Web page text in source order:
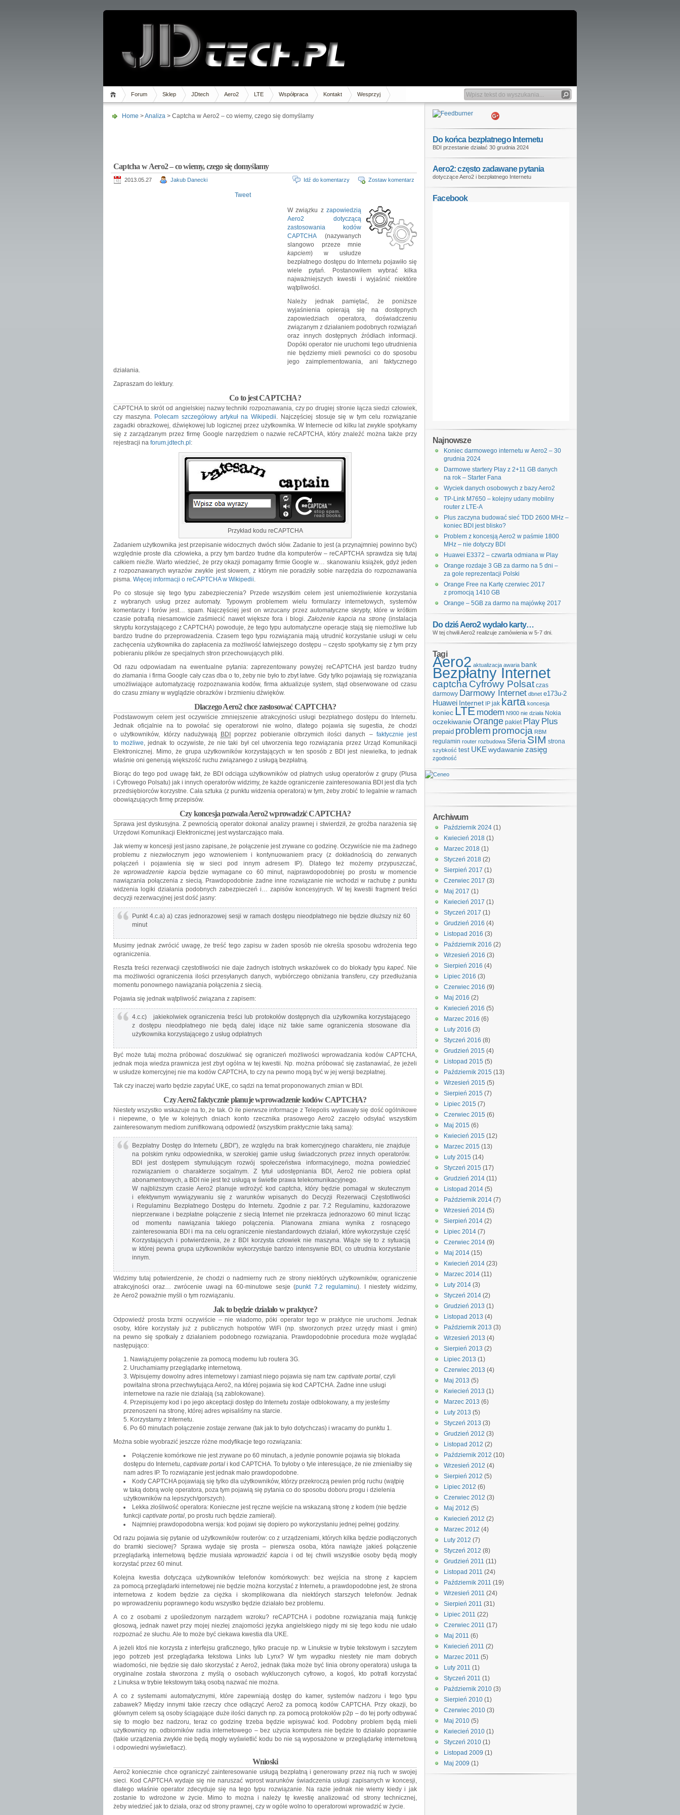
Forum Sklep JDtech Aero2 LTE Współpraca Kontakt Wesprzyj
Home >Analiza > Captcha w Aero2 – co wiemy, czego się domyślamy
Captcha w Aero2 – co wiemy, czego się domyślamy
2013.05.27 Jakub Danecki Zostaw komentarz
Idź do komentarzy
Tweet
W związku z zapowiedzią
Aero2 dotyczącą
zastosowania kodów
CAPTCHA (nazywanych
slangowo przeze mnie
kapciem) w usłudze
bezpłatnego dostępu do Internetu pojawiło się
wiele pytań. Postanowiłem wybrać kilka
najważniejszych kwestii i wyjaśnić niektóre
wątpliwości.
Należy jednak pamiętać, że poniższe
wyjaśnienia opierają się na dostępnych
zapowiedziach operatora, doświadczeniu
związanym z działaniem podobnych rozwiązań
oraz innych dostępnych źródłach informacji.
Dopóki operator nie uruchomi tego utrudnienia
nie będziemy mieli pewności co do sposobu
jego zaimplementowania, ani faktycznego
działania.
Zapraszam do lektury.
Co to jest CAPTCHA?
CAPTCHA to skrót od angielskiej nazwy techniki rozpoznawania, czy po drugiej stronie łącza siedzi człowiek,
czy maszyna. Polecam szczegółowy artykuł na Wikipedii. Najczęściej stosuje się w tym celu rozwiązanie
zagadki obrazkowej, dźwiękowej lub logicznej przez użytkownika. W Internecie od kilku lat zwykle spotykamy
się z zarządzanym przez firmę Google narzędziem o nazwie reCAPTCHA, który znaleźć można także przy
rejestracji na forum.jdtech.pl :
Przykład kodu reCAPTCHA
Zadaniem użytkownika jest przepisanie widocznych dwóch słów. Zadanie to jest (a przynajmniej powinno być)
względnie proste dla człowieka, a przy tym bardzo trudne dla komputerów – reCAPTCHA sprawdza się tutaj
całkiem nieźle. Warto wiedzieć, że przy okazji pomagamy firmie Google w… skanowaniu książek, gdyż jeden
z rozpoznawanych wyrazów zwykle jest słowem, z którym nie poradziły sobie narzędzia do rozpoznawania
pisma. Więcej informacji o reCAPTCHA w Wikipedii.
Po co stosuje się tego typu zabezpieczenia? Przede wszystkim celem jest uniemożliwienie korzystania
z wybranych usług przez automaty. Typowym problemem wielu formularzy internetowych, systemów
komentarzy i forów jest… spam. Najczęściej jest on wrzucany przez automatyczne skrypty, które w krótkim
czasie potrafią niesamowicie zaśmiecić nawet większe fora i blogi.Założenie kapcia na stronę(instalacja
skryptu korzystającego z CAPTCHA) powoduje, że tego typu automatyczne operacje stają się niemożliwe lub
bardzo trudne do przeprowadzenia. Czasem tego typu rozwiązania mają utrudnić korzystanie usługi w celu
zachęcenia użytkownika do zapłacenia za możliwość łatwiejszego dostępu – często spotykamy się z tym przy
pobieraniu plików ze specjalnych stron przechowujących pliki.
Od razu odpowiadam na ewentualne pytania: zaprezentowany powyżej reCAPTCHA jest bardzo trudny
do złamania i firma Google cały czas dba o to, żeby nie było to zbyt łatwe. Gdy tylko pojawiają się rozwiązania
umożliwiające automatyzację rozpoznawania kodów, firma aktualizuje system, stąd obserwowane od czasu
do czasu zmiany w wyglądzie obrazków i brzmieniu dźwięków.
Dlaczego Aero2 chce zastosować CAPTCHA?
Podstawowym celem jest oczywiście zmniejszenie atrakcyjności usługi bezpłatnego dostępu do Internetu.
Jednak oficjalnie na to powołać się operatorowi nie wolno, dlatego pojawia się sugestia, że chodzi
o użytkowników, którzy nadużywają
BDI poprzez pobieranie olbrzymich ilości danych – faktycznie jest
to możliwe, jednak to oczywiste, że nie taki był cel utworzenia tego rozwiązania przez Urząd Komunikacji
Elektronicznej. Mimo, że grupa użytkowników korzystających w ten sposób z BDI jest niewielka, to jednak
właśnie oni generują większość ruchu związanego z usługą bezpłatną.
Biorąc do tego pod uwagę fakt, że BDI odciąga użytkowników od płatnych usług operatorów z grupy (Plusa
i Cyfrowego Polsatu) jak i innych operatorów widzimy, że każde ograniczenie zainteresowania BDI jest dla tych
przedsiębiorców korzystne. Cała sztuka (z punktu widzenia operatora) w tym, żeby zrobić to legalnie w ramach
obowiązujących firmę przepisów.
Czy koncesja pozwala Aero2 wprowadzić CAPTCHA?
Sprawa jest dyskusyjna. Z pewnością operator dokonał analizy prawnej i stwierdził, że groźba narażenia się
Urzędowi Komunikacji Elektronicznej jest wystarczająco mała.
Jak wiemy w koncesji jest jasno zapisane, że połączenie jest zrywane co godzinę. Oczywiście nie ma żadnego
problemu z niezwłocznym jego wznowieniem i kontynuowaniem pracy (z dokładnością do zerwanych
połączeń i pojawienia się w sieci pod innym adresem IP). Dlatego też możemy przypuszczać,
żewprowadzenie kapciabędzie wymagane co 60 minut, najprawdopodobniej po prostu w momencie
nawiązania połączenia z siecią. Prawdopodobnie żadne inne rozwiązanie nie wchodzi w rachubę z punktu
widzenia logiki działania podobnych zabezpieczeń i… zapisów koncesyjnych. W tej kwestii fragment treści
decyzji rezerwacyjnej jest dość jasny:
Punkt 4.c.a) a) czas jednorazowej sesji w ramach dostępu nieodpłatnego nie będzie dłuższy niż 60
minut
Musimy jednak zwrócić uwagę, że treść tego zapisu w żaden sposób nie określa sposobu wdrożenia tego
ograniczenia.
Reszta treści rezerwacji częstotliwości nie daje żadnych istotnych wskazówek co do blokady typu kapeć. Nie
ma możliwości ograniczenia ilości przesyłanych danych, wybiórczego obniżania transferu, czy przedłużania
momentu ponownego nawiązania połączenia z siecią.
Pojawia się jednak wątpliwość związana z zapisem:
4.c.c) jakiekolwiek ograniczenia treści lub protokołów dostępnych dla użytkownika korzystającego
z dostępu nieodpłatnego nie będą dalej idące niż takie same ograniczenia stosowane dla
użytkownika korzystającego z usług odpłatnych
Być może tutaj można próbować doszukiwać się ograniczeń możliwości wprowadzania kodów CAPTCHA,
jednak moja wiedza prawnicza jest zbyt ogólna w tej kwestii. Np. można próbować się zastanawiać, że jeżeli
w usłudze komercyjnej nie ma kodów CAPTCHA, to czy na pewno mogą być w jej wersji bezpłatnej.
Tak czy inaczej warto będzie zapytać UKE, co sądzi na temat proponowanych zmian w BDI.
Czy Aero2 faktycznie planuje wprowadzenie kodów CAPTCHA?
Niestety wszystko wskazuje na to, że tak. O ile pierwsze informacje z Telepolis wydawały się dość ogólnikowe
i niepewne, o tyle w kolejnych dniach konto rzecznika prasowego Aero2 zaczęło odsyłać wszystkim
zainteresowanym mediom zunifikowaną odpowiedź (wszystkim praktycznie taką samą):
Bezpłatny Dostęp do Internetu („BDI”), ze względu na brak komercyjnego charakteru, nie znajduje
na polskim rynku odpowiednika, w szerokiej gamie usług świadczonych przez innych operatorów.
BDI jest dostępem stymulującym rozwój społeczeństwa informacyjnego, można powiedzieć
rozwiązaniem o charakterze socjalnym. Z tytuł udostępniania BDI, Aero2 nie pobiera opłat
abonamentowych, a BDI nie jest też usługą w świetle prawa telekomunikacyjnego.
W najbliższym czasie Aero2 planuje wdrożyć kod captcha, który będzie pomagał w skutecznym
i efektywnym wywiązywaniu się z warunków wpisanych do Decyzji Rezerwacji Częstotliwości
i Regulaminu Bezpłatnego Dostępu do Internetu. Zgodnie z par. 7.2 Regulaminu, każdorazowe
nieprzerwane i bezpłatne połączenie z siecią Internet nie przekracza jednorazowo 60 minut licząc
od momentu nawiązania takiego połączenia. Planowana zmiana wynika z rosnącego
zainteresowania BDI i ma na celu ograniczenie niestandardowych działań, które wykorzystuje część
Korzystających i potwierdzenia, że z BDI korzysta człowiek nie maszyna. Wiąże się to z sytuacją
w której pewna grupa użytkowników wykorzystuje bardzo intensywnie BDI, co utrudnia korzystanie
innym.
Widzimy tutaj potwierdzenie, że chodzi o nadmierny ruch ze strony niektórych użytkowników, ograniczenie
atrakcyjności oraz… zwrócenie uwagi na 60-minutowe sesje (punkt 7.2 regulaminu). I niestety widzimy,
że Aero2 poważnie myśli o tym rozwiązaniu.
Jak to będzie działało w praktyce?
Odpowiedź prosta brzmi oczywiście – nie wiadomo, póki operator tego w praktyce nie uruchomi. Jednak
osoby, które korzystały już z publicznych hotspotów WiFi (np. stworzonych przez urzędy miast i gmin)
na pewno się spotkały z działaniem podobnego rozwiązania. Prawdopodobnie procedura może wyglądać
następująco:
Nawiązujemy połączenie za pomocą modemu lub routera 3G.
Uruchamiamy przeglądarkę internetową.
Wpisujemy dowolny adres internetowy i zamiast niego pojawia się nam tzw. captivate portal, czyli
powitalna strona przechwytująca Aero2, na której pojawia się kod CAPTCHA. Żadne inne usługi
internetowe na razie nie działają (są zablokowane).
Przepisujemy kod i po jego akceptacji dostęp do Internetu zostaje odblokowany, a my jesteśmy
przenoszeni na stronę, której adres wpisaliśmy na starcie.
Korzystamy z Internetu.
Po 60 minutach połączenie zostaje zerwane (tak jak to było dotychczas) i wracamy do punktu 1.
Można sobie wyobrazić jeszcze różne modyfikacje tego rozwiązania:
Połączenie komórkowe nie jest zrywane po 60 minutach, a jedynie ponownie pojawia się blokada
dostępu do Internetu, captivate portal i kod CAPTCHA. To byłoby o tyle interesujące, że nie zmieniałby się
nam adres IP. To rozwiązanie jest jednak mało prawdopodobne.
Kody CAPTCHA pojawiają się tylko dla użytkowników, którzy przekroczą pewien próg ruchu (wątpię
w taką dobrą wolę operatora, poza tym pojawią się pytania co do sposobu doboru progu i dzielenia
użytkowników na lepszych/gorszych).
Lekka złośliwość operatora: Konieczne jest ręczne wejście na wskazaną stronę z kodem (nie będzie
funkcji captivate portal, po prostu ruch będzie zamierał).
Najmniej prawdopodobna wersja: kod pojawi się dopiero po wykorzystaniu jednej pełnej godziny.
Od razu pojawia się pytanie od użytkowników routerów: co z urządzeniami, których kilka będzie podłączonych
do bramki sieciowej? Sprawa wydaje się prosta – pierwsza osoba, która nawiąże jakieś połączenie
przeglądarką internetową będzie musiaławprowadzić kapcia i od tej chwili wszystkie osoby będą mogły
korzystać przez 60 minut.
Kolejna kwestia dotycząca użytkowników telefonów komórkowych: bez wejścia na stronę z kapciem
za pomocą przeglądarki internetowej nie będzie można korzystać z Internetu, a prawdopodobne jest, że strona
internetowa z kodem będzie za ciężka i skomplikowana dla niektórych starszych telefonów. Jednak
po wprowadzeniu poprawnego kodu wszystko będzie działało bez problemu.
A co z osobami z upośledzonym narządem wzroku? reCAPTCHA i podobne rozwiązania mają funkcję
głosową, jednak nawet przy mojej niezłej znajomości języka angielskiego nigdy mi się tego kodu nie udało
rozpoznać ze słuchu. Ale to może być ciekawa kwestia dla UKE.
A jeżeli ktoś nie korzysta z interfejsu graficznego, tylko pracuje np. w Linuksie w trybie tekstowym i szczytem
jego potrzeb jest przeglądarka tekstowa Links lub Lynx? W tym wypadku niestety nie mam dobrych
wiadomości, nie będzie się dało skorzystać z Aero2, jednak (taka może być linia obrony operatora) usługa ta
oryginalne została stworzona z myślą o osobach wykluczonych cyfrowo, a kogoś, kto potrafi korzystać
z Linuksa w trybie tekstowym taką osobą nazwać nie można.
A co z systemami automatycznymi, które zapewniają dostęp do kamer, systemów nadzoru i tego typu
zabawek? Między innymi takie rzeczy chce odłączyć Aero2 za pomocą kodów CAPTCHA. Przy okazji, bo
głównym celem są osoby ściągające duże ilości danych np. za pomocą protokołów p2p – do tej porty odbywać
się to mogło bez nadzoru, teraz co godzinę trzeba będzie wpisywać kod. Podobny problem będą mieli
użytkownicy np. odbiorników radia internetowego – bez użycia komputera nie będzie to działało poprawnie
(takie urządzenia zwykle nie będą mogły wyświetlić kodu bo nie są wyposażone w przeglądarkę internetową
i odpowiedni wyświetlacz).
Wnioski
Aero2 koniecznie chce ograniczyć zainteresowanie usługą bezpłatną i generowany przez nią ruch w swojej
sieci. Kod CAPTCHA wydaje się nie naruszać wprost warunków świadczenia usługi zapisanych w koncesji,
dlatego właśnie operator zdecyduje się na tego typu rozwiązanie. Na razie jednak nie wiemy kiedy i jak
zostanie to wdrożone w życie. Mimo to można i należy tę kwestię analizować od strony technicznej,
żeby wiedzieć jak to działa, oraz od strony prawnej, czy w ogóle wolno to operatorowi wprowadzić w życie.
Do końca bezpłatnego Internetu
BDI przestanie działać 30 grudnia 2024
Aero2: często zadawane pytania
dotyczące Aero2 i bezpłatnego Internetu
Facebook
Najnowsze
Koniec darmowego internetu w Aero2 – 30
grudnia 2024
Darmowe startery Play z 2+11 GB danych
na rok – Starter Fana
Wyciek danych osobowych z bazy Aero2
TP-Link M7650 – kolejny udany mobilny
router z LTE-A
Plus zaczyna budować sieć TDD 2600 MHz –
koniec BDI jest blisko?
Problem z koncesją Aero2 w paśmie 1800
MHz – nie dotyczy BDI
Huawei E3372 – czwarta odmiana w Play
Orange rozdaje 3 GB za darmo na 5 dni –
za gole reprezentacji Polski
Orange Free na Kartę czerwiec 2017
z promocją 1410 GB
Orange – 5GB za darmo na majówkę 2017
Do dziś Aero2 wydało karty…
W tej chwili Aero2 realizuje zamówienia w 5-7 dni.
Tagi
Aero2 aktualizacja awaria bank
Bezpłatny Internet
captcha Cyfrowy Polsat czas
darmowy Darmowy Internet dbnet e173u-2
Huawei Internet IP jak karta koncesja
koniec LTE modem N900 nie działa Nokia
oczekiwanie Orange pakiet Play Plus
prepaid problem promocja RBM
regulamin router rozbudowa Sferia SIM strona
szybkość test UKE wydawaniezasięg
zgodność
Archiwum
Październik 2024 (1)
Kwiecień 2018 (1)
Marzec 2018 (1)
Styczeń 2018 (2)
Sierpień 2017 (1)
Czerwiec 2017 (3)
Maj 2017 (1)
Kwiecień 2017 (1)
Styczeń 2017 (1)
Grudzień 2016 (4)
Listopad 2016 (3)
Październik 2016 (2)
Wrzesień 2016 (3)
Sierpień 2016 (4)
Lipiec 2016 (3)
Czerwiec 2016 (9)
Maj 2016 (2)
Kwiecień 2016 (5)
Marzec 2016 (6)
Luty 2016 (3)
Styczeń 2016 (8)
Grudzień 2015 (4)
Listopad 2015 (5)
Październik 2015 (13)
Wrzesień 2015 (5)
Sierpień 2015 (7)
Lipiec 2015 (7)
Czerwiec 2015 (6)
Maj 2015 (6)
Kwiecień 2015 (12)
Marzec 2015 (13)
Luty 2015 (14)
Styczeń 2015 (17)
Grudzień 2014 (11)
Listopad 2014 (5)
Październik 2014 (7)
Wrzesień 2014 (5)
Sierpień 2014 (2)
Lipiec 2014 (7)
Czerwiec 2014 (9)
Maj 2014 (15)
Kwiecień 2014 (23)
Marzec 2014 (11)
Luty 2014 (3)
Styczeń 2014 (2)
Grudzień 2013 (1)
Listopad 2013 (4)
Październik 2013 (3)
Wrzesień 2013 (4)
Sierpień 2013 (2)
Lipiec 2013 (1)
Czerwiec 2013 (4)
Maj 2013 (5)
Kwiecień 2013 (1)
Marzec 2013 (6)
Luty 2013 (5)
Styczeń 2013 (3)
Grudzień 2012 (3)
Listopad 2012 (2)
Październik 2012 (10)
Wrzesień 2012 (4)
Sierpień 2012 (5)
Lipiec 2012 (6)
Czerwiec 2012 (3)
Maj 2012 (5)
Kwiecień 2012 (2)
Marzec 2012 (4)
Luty 2012 (7)
Styczeń 2012 (8)
Grudzień 2011 (11)
Listopad 2011 (24)
Październik 2011 (19)
Wrzesień 2011 (24)
Sierpień 2011 (31)
Lipiec 2011 (22)
Czerwiec 2011 (17)
Maj 2011 (6)
Kwiecień 2011 (2)
Marzec 2011 (5)
Luty 2011 (1)
Styczeń 2011 (1)
Październik 2010 (3)
Sierpień 2010 (1)
Czerwiec 2010 (3)
Maj 2010 (5)
Kwiecień 2010 (1)
Styczeń 2010 (1)
Listopad 2009 (1)
Maj 2009 (1)